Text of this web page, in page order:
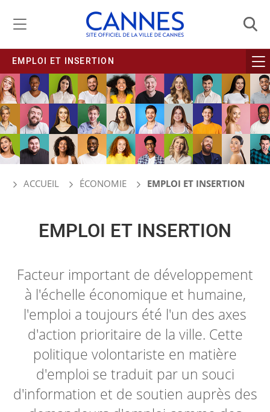
EMPLOI ET INSERTION
ACCUEIL ÉCONOMIE EMPLOI ET INSERTION
EMPLOI ET INSERTION
Facteur important de développement
à l'échelle économique et humaine,
l'emploi a toujours été l'un des axes
d'action prioritaire de la ville. Cette
politique volontariste en matière
d'emploi se traduit par un souci
d'information et de soutien auprès des